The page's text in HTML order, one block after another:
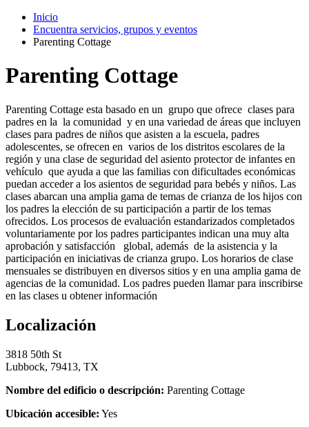
Inicio
Encuentra servicios, grupos y eventos
Parenting Cottage
Parenting Cottage
Parenting Cottage esta basado en un grupo que ofrece clases para
padres en la la comunidad y en una variedad de áreas que incluyen
clases para padres de niños que asisten a la escuela, padres
adolescentes, se ofrecen en varios de los distritos escolares de la
región y una clase de seguridad del asiento protector de infantes en
vehículo que ayuda a que las familias con dificultades económicas
puedan acceder a los asientos de seguridad para bebés y niños. Las
clases abarcan una amplia gama de temas de crianza de los hijos con
los padres la elección de su participación a partir de los temas
ofrecidos. Los procesos de evaluación estandarizados completados
voluntariamente por los padres participantes indican una muy alta
aprobación y satisfacción global, además de la asistencia y la
participación en iniciativas de crianza grupo. Los horarios de clase
mensuales se distribuyen en diversos sitios y en una amplia gama de
agencias de la comunidad. Los padres pueden llamar para inscribirse
en las clases u obtener información
Localización
3818 50th St
Lubbock, 79413, TX
Nombre del edificio o descripción: Parenting Cottage
Ubicación accesible: Yes